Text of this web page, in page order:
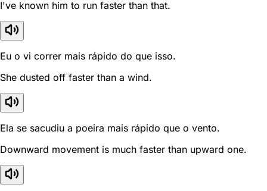
I've known him to run faster than that.
Eu o vi correr mais rápido do que isso.
She dusted off faster than a wind.
Ela se sacudiu a poeira mais rápido que o vento.
Downward movement is much faster than upward one.